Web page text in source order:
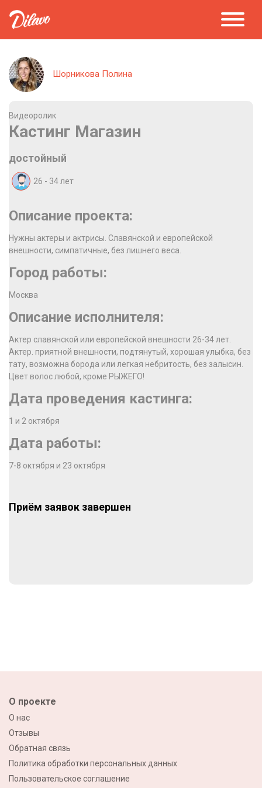
Шорникова Полина
Видеоролик
Кастинг Магазин
достойный
26 - 34 лет
Описание проекта:
Нужны актеры и актрисы. Славянской и европейской
внешности, симпатичные, без лишнего веса.
Город работы:
Москва
Описание исполнителя:
Актер славянской или европейской внешности 26-34 лет.
Актер. приятной внешности, подтянутый, хорошая улыбка, без
тату, возможна борода или легкая небритость, без залысин.
Цвет волос любой, кроме РЫЖЕГО!
Дата проведения кастинга:
1 и 2 октября
Дата работы:
7-8 октября и 23 октября
Приём заявок завершен
О проекте
О нас
Отзывы
Обратная связь
Политика обработки персональных данных
Пользовательское соглашение